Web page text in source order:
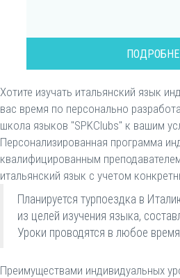
Хотите изучать итальянский язык
вас время по персонально
школа языков "SPKClubs" к вашим
Персонализированная программа
квалифицированным
итальянский язык с учетом
Планируется турпоездка в
из целей изучения языка,
Уроки проводятся в любое
Преимуществами индивидуальных